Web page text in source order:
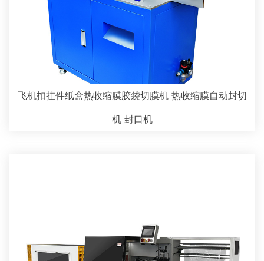
飞机扣挂件纸盒热收缩膜胶袋切膜机 热收缩膜自动封切
机 封口机